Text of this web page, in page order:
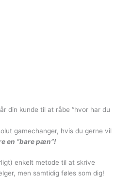
din kunde til at råbe “hvor har du
gamechanger, hvis du gerne vil
en “bare pæn”!
enkelt metode til at skrive
men samtidig føles som dig!